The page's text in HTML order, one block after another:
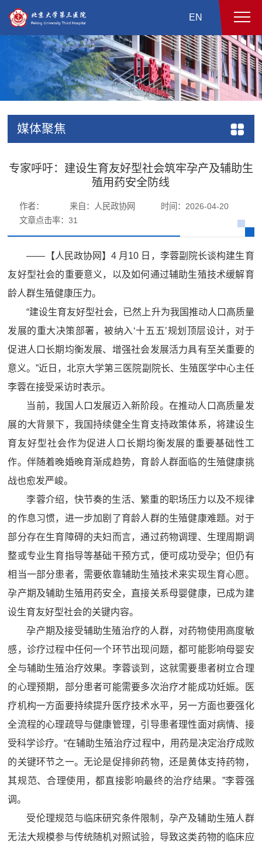
EN
媒体聚焦
专家呼吁：建设生育友好型社会筑牢孕产及辅助生
殖用药安全防线
作者： 来自：人民政协网
时间：2026-04-20
文章点击率：31
——【人民政协网】4 月10 日，李蓉副院长谈构建生育
友好型社会的重要意义，以及如何通过辅助生殖技术缓解育
龄人群生殖健康压力。
“建设生育友好型社会，已然上升为我国推动人口高质量
发展的重大决策部署，被纳入‘十五五’规划顶层设计，对于
促进人口长期均衡发展、增强社会发展活力具有至关重要的
意义。”近日，北京大学第三医院副院长、生殖医学中心主任
李蓉在接受采访时表示。
当前，我国人口发展迈入新阶段。在推动人口高质量发
展的大背景下，我国持续健全生育支持政策体系，将建设生
育友好型社会作为促进人口长期均衡发展的重要基础性工
作。伴随着晚婚晚育渐成趋势，育龄人群面临的生殖健康挑
战也愈发严峻。
李蓉介绍，快节奏的生活、繁重的职场压力以及不规律
的作息习惯，进一步加剧了育龄人群的生殖健康难题。对于
部分存在生育障碍的夫妇而言，通过药物调理、生理周期调
整或专业生育指导等基础干预方式，便可成功受孕；但仍有
相当一部分患者，需要依靠辅助生殖技术来实现生育心愿。
孕产期及辅助生殖用药安全，直接关系母婴健康，已成为建
设生育友好型社会的关键内容。
孕产期及接受辅助生殖治疗的人群，对药物使用高度敏
感，诊疗过程中任何一个环节出现问题，都可能影响母婴安
全与辅助生殖治疗效果。李蓉谈到，这就需要患者树立合理
的心理预期，部分患者可能需要多次治疗才能成功妊娠。医
疗机构一方面要持续提升医疗技术水平，另一方面也要强化
全流程的心理疏导与健康管理，引导患者理性面对病情、接
受科学诊疗。“在辅助生殖治疗过程中，用药是决定治疗成败
的关键环节之一。无论是促排卵药物，还是黄体支持药物，
其规范、合理使用，都直接影响最终的治疗结果。”李蓉强
调。
受伦理规范与临床研究条件限制，孕产及辅助生殖人群
无法大规模参与传统随机对照试验，导致这类药物的临床应